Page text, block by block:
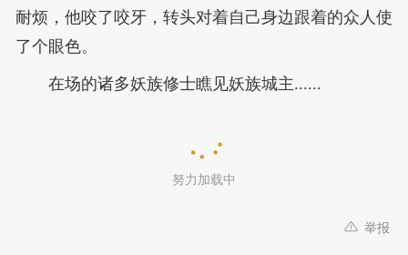
耐烦，他咬了咬牙，转头对着自己身边跟着的众人使
了个眼色。
在场的诸多妖族修士瞧见妖族城主......
努力加载中
举报